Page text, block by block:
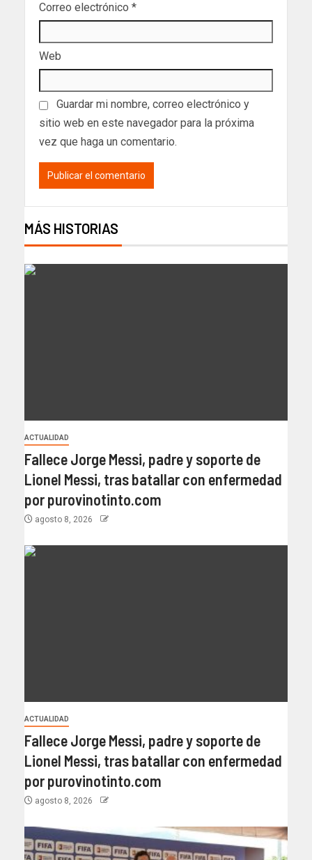
Correo electrónico *
Web
Guardar mi nombre, correo electrónico y
sitio web en este navegador para la próxima
vez que haga un comentario.
MÁS HISTORIAS
ACTUALIDAD
Fallece Jorge Messi, padre y soporte de
Lionel Messi, tras batallar con enfermedad
por purovinotinto.com
agosto 8, 2026
ACTUALIDAD
Fallece Jorge Messi, padre y soporte de
Lionel Messi, tras batallar con enfermedad
por purovinotinto.com
agosto 8, 2026